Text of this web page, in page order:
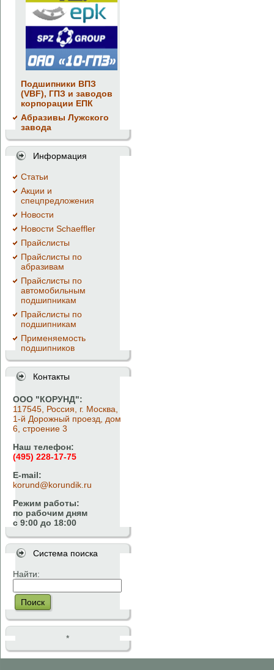
Подшипники ВПЗ
(VBF), ГПЗ и заводов
корпорации ЕПК
Абразивы Лужского
завода
Информация
Cтатьи
Акции и
спецпредложения
Новости
Новости Schaeffler
Прайслисты
Прайслисты по
абразивам
Прайслисты по
автомобильным
подшипникам
Прайслисты по
подшипникам
Применяемость
подшипников
Контакты
ООО "КОРУНД":
117545, Россия, г. Москва,
1-й Дорожный проезд, дом
6, строение 3
Наш телефон:
(495) 228-17-75
E-mail:
korund@korundik.ru
Режим работы:
по рабочим дням
с 9:00 до 18:00
Система поиска
Найти:
Поиск
*